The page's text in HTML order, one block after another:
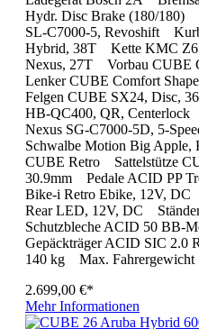
Hydr. Disc Brake (180/180)
SL-C7000-5, Revoshift
Hybrid, 38T Kette KMC
Nexus, 27T Vorbau CUBE
Lenker CUBE Comfort
Felgen CUBE SX24, Disc,
HB-QC400, QR, Centerlock
Nexus SG-C7000-5D, 5-
Schwalbe Motion Big
CUBE Retro Sattelstütze
30.9mm Pedale ACID PP
Bike-i Retro Ebike, 12V,
Rear LED, 12V, DC
Schutzbleche ACID 50
Gepäckträger ACID SIC
140 kg Max. Fahrergewicht
2.699,00 €*
Mehr Informationen